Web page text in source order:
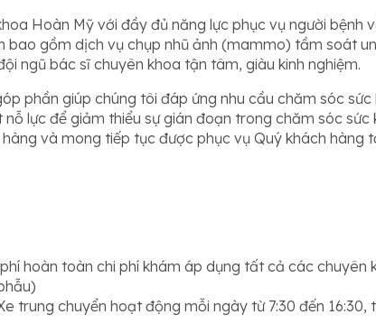
Hoàn Mỹ với đầy đủ năng lực phục vụ người bệnh
gồm dịch vụ chụp nhũ ảnh (mammo) tầm soát
ngũ bác sĩ chuyên khoa tận tâm, giàu kinh nghiệm.
phần giúp chúng tôi đáp ứng nhu cầu chăm sóc
lực để giảm thiểu sự gián đoạn trong chăm sóc sức
và mong tiếp tục được phục vụ Quý khách hàng
hoàn toàn chi phí khám áp dụng tất cả các chuyên
)
trung chuyển hoạt động mỗi ngày từ 7:30 đến 16:30,